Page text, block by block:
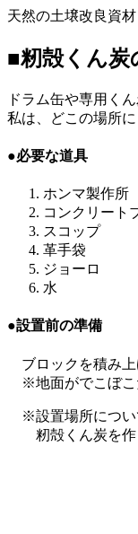
天然の土壌改良資
■籾殻くん炭
ドラム缶や専用く
私は、どこの場所
●必要な道具
ホンマ製作
コンクリー
スコップ
革手袋
ジョーロ
水
●設置前の準備
ブロックを積み上
※地面がでこぼこ
※設置場所につい
籾殻くん炭を作っ